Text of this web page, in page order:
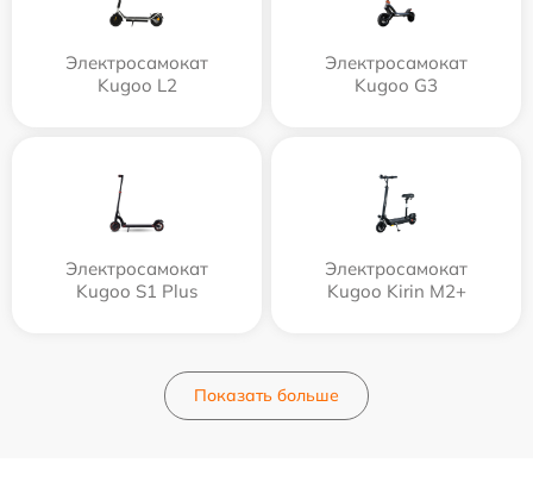
Электросамокат
Kugoo L2
Электросамокат
Kugoo G3
Электросамокат
Kugoo S1 Plus
Электросамокат
Kugoo Kirin M2+
Показать больше